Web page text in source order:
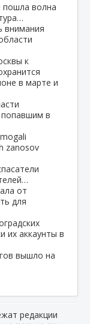
пошла волна
внимания
в марте и
в
от
для
вышло на
редакции